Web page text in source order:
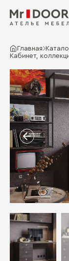
Главная
Кабинет,